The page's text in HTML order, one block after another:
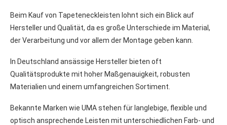
Beim Kauf von Tapeteneckleisten lohnt sich ein Blick auf
Hersteller und Qualität, da es große Unterschiede im Material,
der Verarbeitung und vor allem der Montage geben kann.
In Deutschland ansässige Hersteller bieten oft
Qualitätsprodukte mit hoher Maßgenauigkeit, robusten
Materialien und einem umfangreichen Sortiment.
Bekannte Marken wie UMA stehen für langlebige, flexible und
optisch ansprechende Leisten mit unterschiedlichen Farb- und